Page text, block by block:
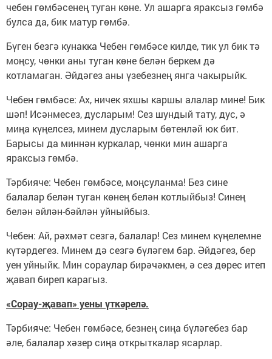
чебен гөмбәсенең туган көне. Ул ашарга яраксыз гөмбә
булса да, бик матур гөмбә.
Бүген безгә кунакка Чебен гөмбәсе килде, тик ул бик тә
моңсу, чөнки аны туган көне белән беркем дә
котламаган. Әйдәгез аны үзебезнең янга чакырыйк.
Чебен гөмбәсе: Ах, ничек яхшы каршы алалар мине! Бик
шәп! Исәнмесез, дусларым! Сез шундый тату, дус, ә
миңа күңелсез, минем дусларым бөтенләй юк бит.
Барысы да миннән куркалар, чөнки мин ашарга
яраксыз гөмбә.
Тәрбияче: Чебен гөмбәсе, моңсуланма! Без сине
балалар белән туган көнең белән котлыйбыз! Синең
белән әйлән-бәйлән уйныйбыз.
Чебен: Ай, рәхмәт сезгә, балалар! Сез минем күңелемне
күтәрдегез. Минем дә сезгә бүләгем бар. Әйдәгез, бер
уен уйныйк. Мин сораулар бирәчәкмен, ә сез дөрес итеп
җавап биреп карагыз.
«Сорау-җавап» уены үткәрелә.
Тәрбияче: Чебен гөмбәсе, безнең сиңа бүләгебез бар
әле, балалар хәзер сиңа открыткалар ясарлар.